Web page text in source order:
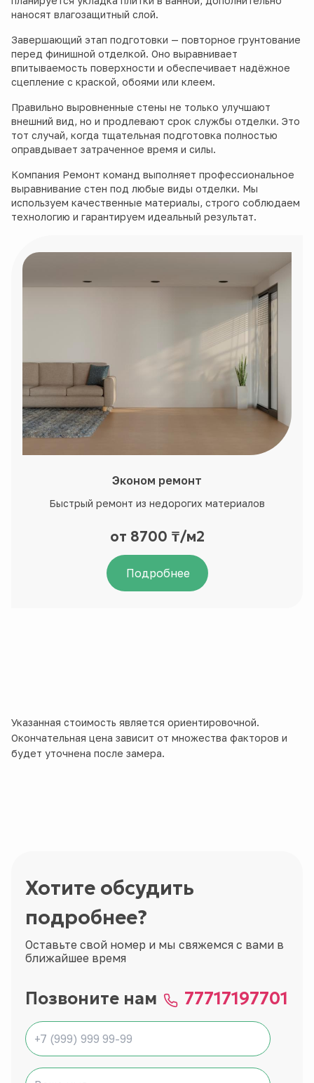
наносят влагозащитный слой.
Завершающий этап подготовки — повторное грунтование
перед финишной отделкой. Оно выравнивает
впитываемость поверхности и обеспечивает надёжное
сцепление с краской, обоями или клеем.
Правильно выровненные стены не только улучшают
внешний вид, но и продлевают срок службы отделки. Это
тот случай, когда тщательная подготовка полностью
оправдывает затраченное время и силы.
Компания Ремонт команд выполняет профессиональное
выравнивание стен под любые виды отделки. Мы
используем качественные материалы, строго соблюдаем
технологию и гарантируем идеальный результат.
Эконом ремонт
Быстрый ремонт из недорогих материалов
от 8700 ₸/м2
Подробнее
Указанная стоимость является ориентировочной.
Окончательная цена зависит от множества факторов и
будет уточнена после замера.
Хотите обсудить
подробнее?
Оставьте свой номер и мы свяжемся с вами в
ближайшее время
Позвоните нам 77717197701